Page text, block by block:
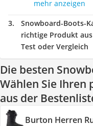
mehr anzeigen
Snowboard-Boots-
richtige Produkt
Test oder Vergleich
Die besten
Wählen Sie Ihren
aus der
Burton Herren